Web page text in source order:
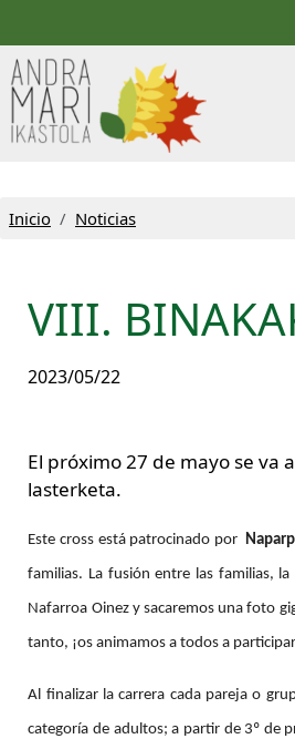
Inicio Noticias
VIII.
2023/05/22
El próximo 27 de mayo se va
lasterketa.
​Este cross está patrocinado por ​
familias. La fusión entre las familias,
Nafarroa Oinez y sacaremos una foto
tanto, ¡os animamos a todos a
Al finalizar la carrera cada pareja o
categoría de adultos; a partir de 3º de